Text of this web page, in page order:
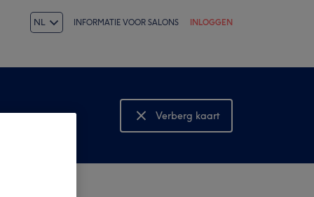
NL INFORMATIE VOOR SALONS INLOGGEN
Verberg kaart
Bekijk kaart